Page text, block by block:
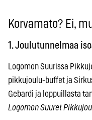
Korvamato? Ei,
1. Joulutunnelmaa
Logomon Suurissa
pikkujoulu-buffet ja
Gebardi ja loppuillasta
Logomon Suuret